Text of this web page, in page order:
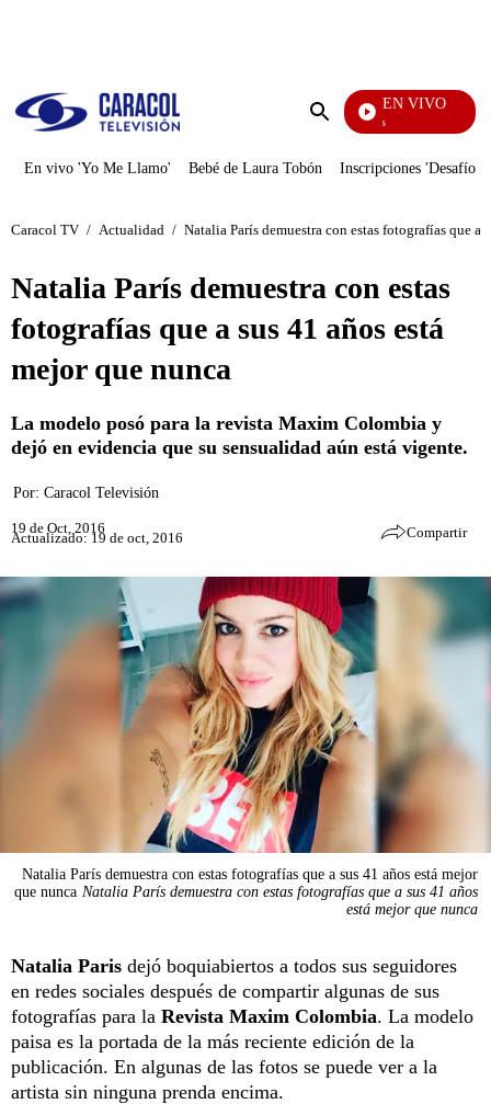
Enviar
EN VIVO
También Caerás
En vivo 'Yo Me Llamo' Bebé de Laura Tobón Inscripciones 'Desafío'
Caracol TV / Actualidad / Natalia París demuestra con estas fotografías que a
Natalia París demuestra con estas
fotografías que a sus 41 años está
mejor que nunca
La modelo posó para la revista Maxim Colombia y
dejó en evidencia que su sensualidad aún está vigente.
Por: Caracol Televisión
19 de Oct, 2016
Actualizado: 19 de oct, 2016 Compartir
Natalia París demuestra con estas fotografías que a sus 41 años está mejor
que nunca Natalia París demuestra con estas fotografías que a sus 41 años
está mejor que nunca
Natalia Paris dejó boquiabiertos a todos sus seguidores
en redes sociales después de compartir algunas de sus
fotografías para la Revista Maxim Colombia. La modelo
paisa es la portada de la más reciente edición de la
publicación. En algunas de las fotos se puede ver a la
artista sin ninguna prenda encima.